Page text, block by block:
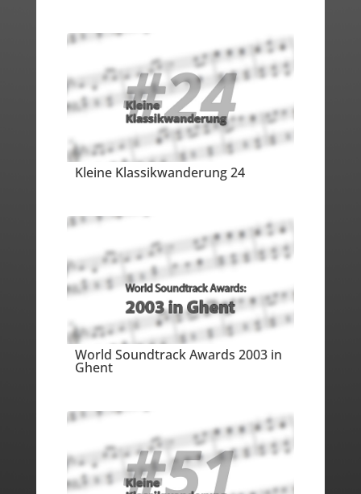
Kleine Klassikwanderung 24
World Soundtrack Awards 2003 in
Ghent